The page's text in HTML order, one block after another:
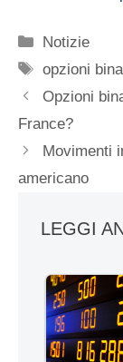
Categorie
Notizie
Tag
opzioni
Opzioni
France?
Movimenti
americano
LEGGI